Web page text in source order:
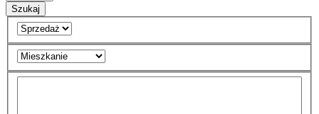
Szukaj